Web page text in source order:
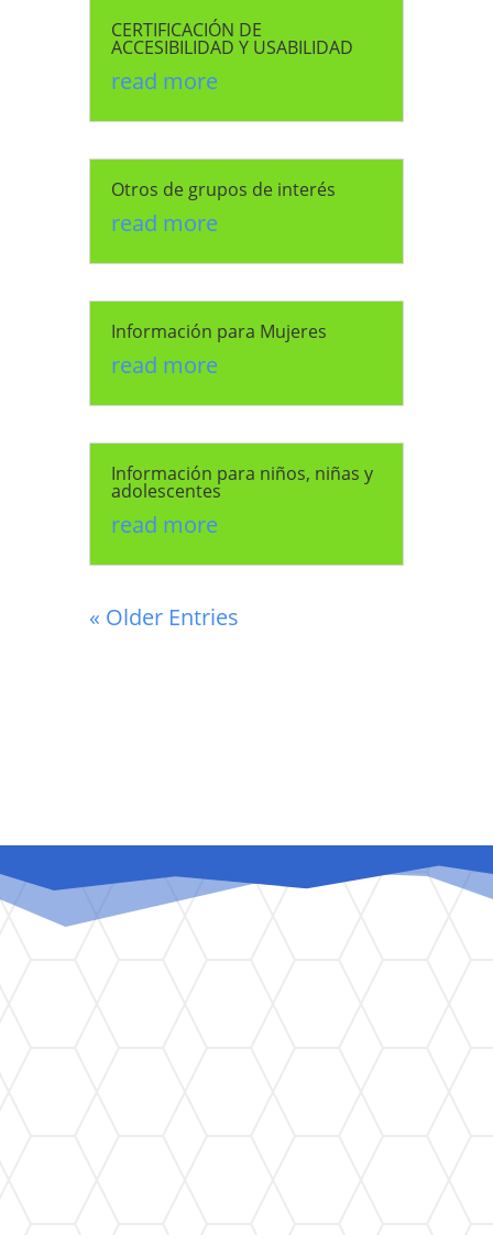
CERTIFICACIÓN DE
ACCESIBILIDAD Y USABILIDAD
read more
Otros de grupos de interés
read more
Información para Mujeres
read more
Información para niños, niñas y
adolescentes
read more
« Older Entries